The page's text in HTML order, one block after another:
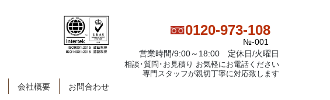
0120-973-108
№-001
営業時間/9:00～18:00 定休日/火曜日
相談･質問･お見積り お気軽にお電話ください
専門スタッフが親切丁寧に対応致します
会社概要 お問合わせ